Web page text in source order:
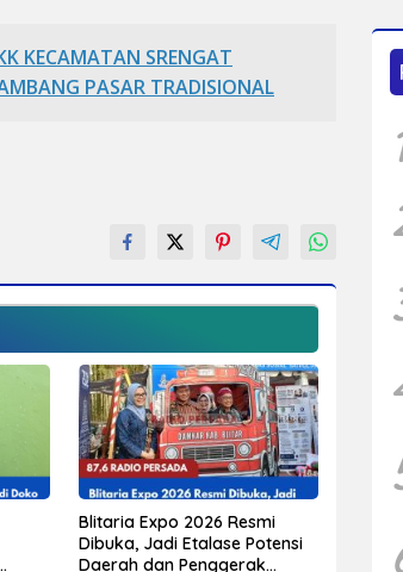
KECAMATAN SRENGAT
PASAR TRADISIONAL
Blitaria Expo 2026 Resmi
Dibuka, Jadi Etalase Potensi
Daerah dan Penggerak